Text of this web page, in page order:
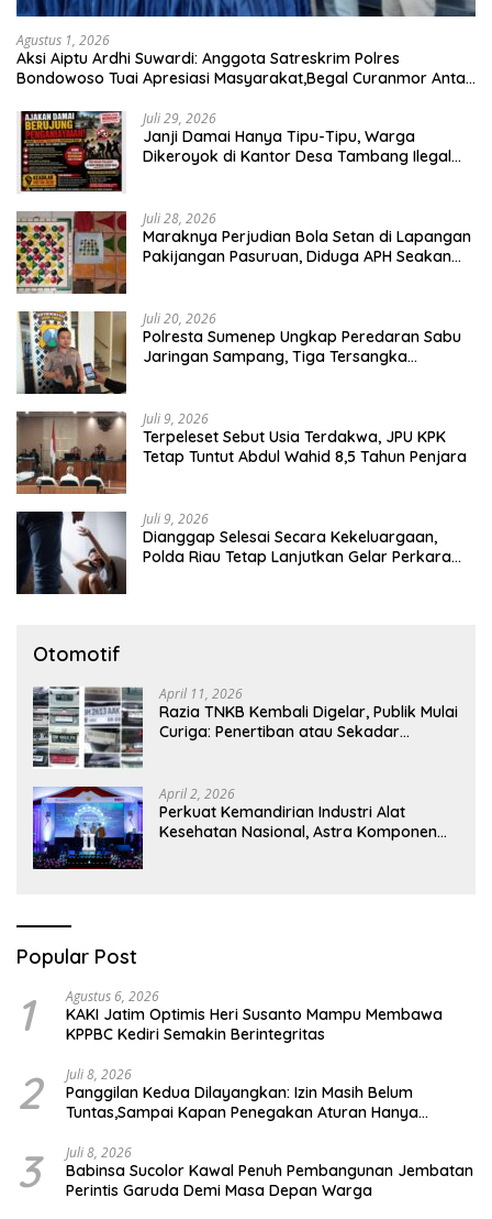
Agustus 1, 2026
Aksi Aiptu Ardhi Suwardi: Anggota Satreskrim Polres
Bondowoso Tuai Apresiasi Masyarakat,Begal Curanmor Antar
Juli 29, 2026
Janji Damai Hanya Tipu-Tipu, Warga
Dikeroyok di Kantor Desa Tambang Ilegal
Juli 28, 2026
Maraknya Perjudian Bola Setan di Lapangan
Pakijangan Pasuruan, Diduga APH Seakan
Juli 20, 2026
Polresta Sumenep Ungkap Peredaran Sabu
Jaringan Sampang, Tiga Tersangka
Juli 9, 2026
Terpeleset Sebut Usia Terdakwa, JPU KPK
Tetap Tuntut Abdul Wahid 8,5 Tahun Penjara
Juli 9, 2026
Dianggap Selesai Secara Kekeluargaan,
Polda Riau Tetap Lanjutkan Gelar Perkara
Otomotif
April 11, 2026
Razia TNKB Kembali Digelar, Publik Mulai
Curiga: Penertiban atau Sekadar
April 2, 2026
Perkuat Kemandirian Industri Alat
Kesehatan Nasional, Astra Komponen
Popular Post
1 Agustus 6, 2026
KAKI Jatim Optimis Heri Susanto Mampu Membawa
KPPBC Kediri Semakin Berintegritas
2 Juli 8, 2026
Panggilan Kedua Dilayangkan: Izin Masih Belum
Tuntas,Sampai Kapan Penegakan Aturan Hanya
3 Juli 8, 2026
Babinsa Sucolor Kawal Penuh Pembangunan Jembatan
Perintis Garuda Demi Masa Depan Warga